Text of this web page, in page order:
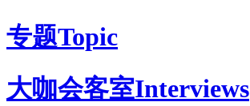
专题Topic
大咖会客室Interviews